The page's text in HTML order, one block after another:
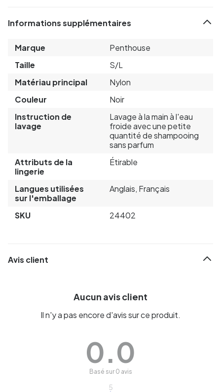
Informations supplémentaires
Marque
Penthouse
Taille
S/L
Matériau principal
Nylon
Couleur
Noir
Instruction de
lavage
Lavage à la main à l'eau
froide avec une petite
quantité de shampooing
sans parfum
Attributs de la
lingerie
Étirable
Langues utilisées
sur l'emballage
Anglais, Français
SKU 24402
Avis client
Aucun avis client
Il n'y a pas encore d'avis sur ce produit.
0.0
Basé sur 0 avis
5